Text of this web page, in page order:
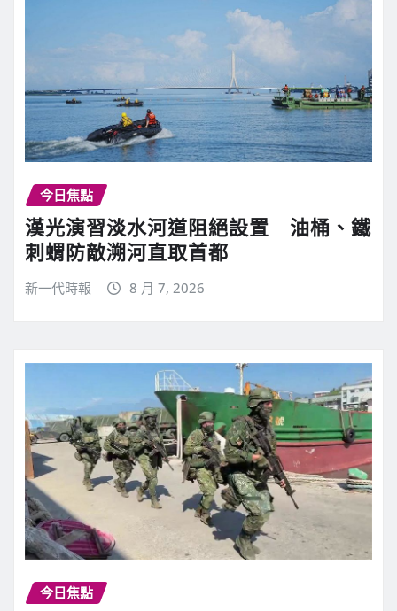
今日焦點
漢光演習淡水河道阻絕設置 油桶、鐵
刺蝟防敵溯河直取首都
新一代時報 8 月 7, 2026
今日焦點